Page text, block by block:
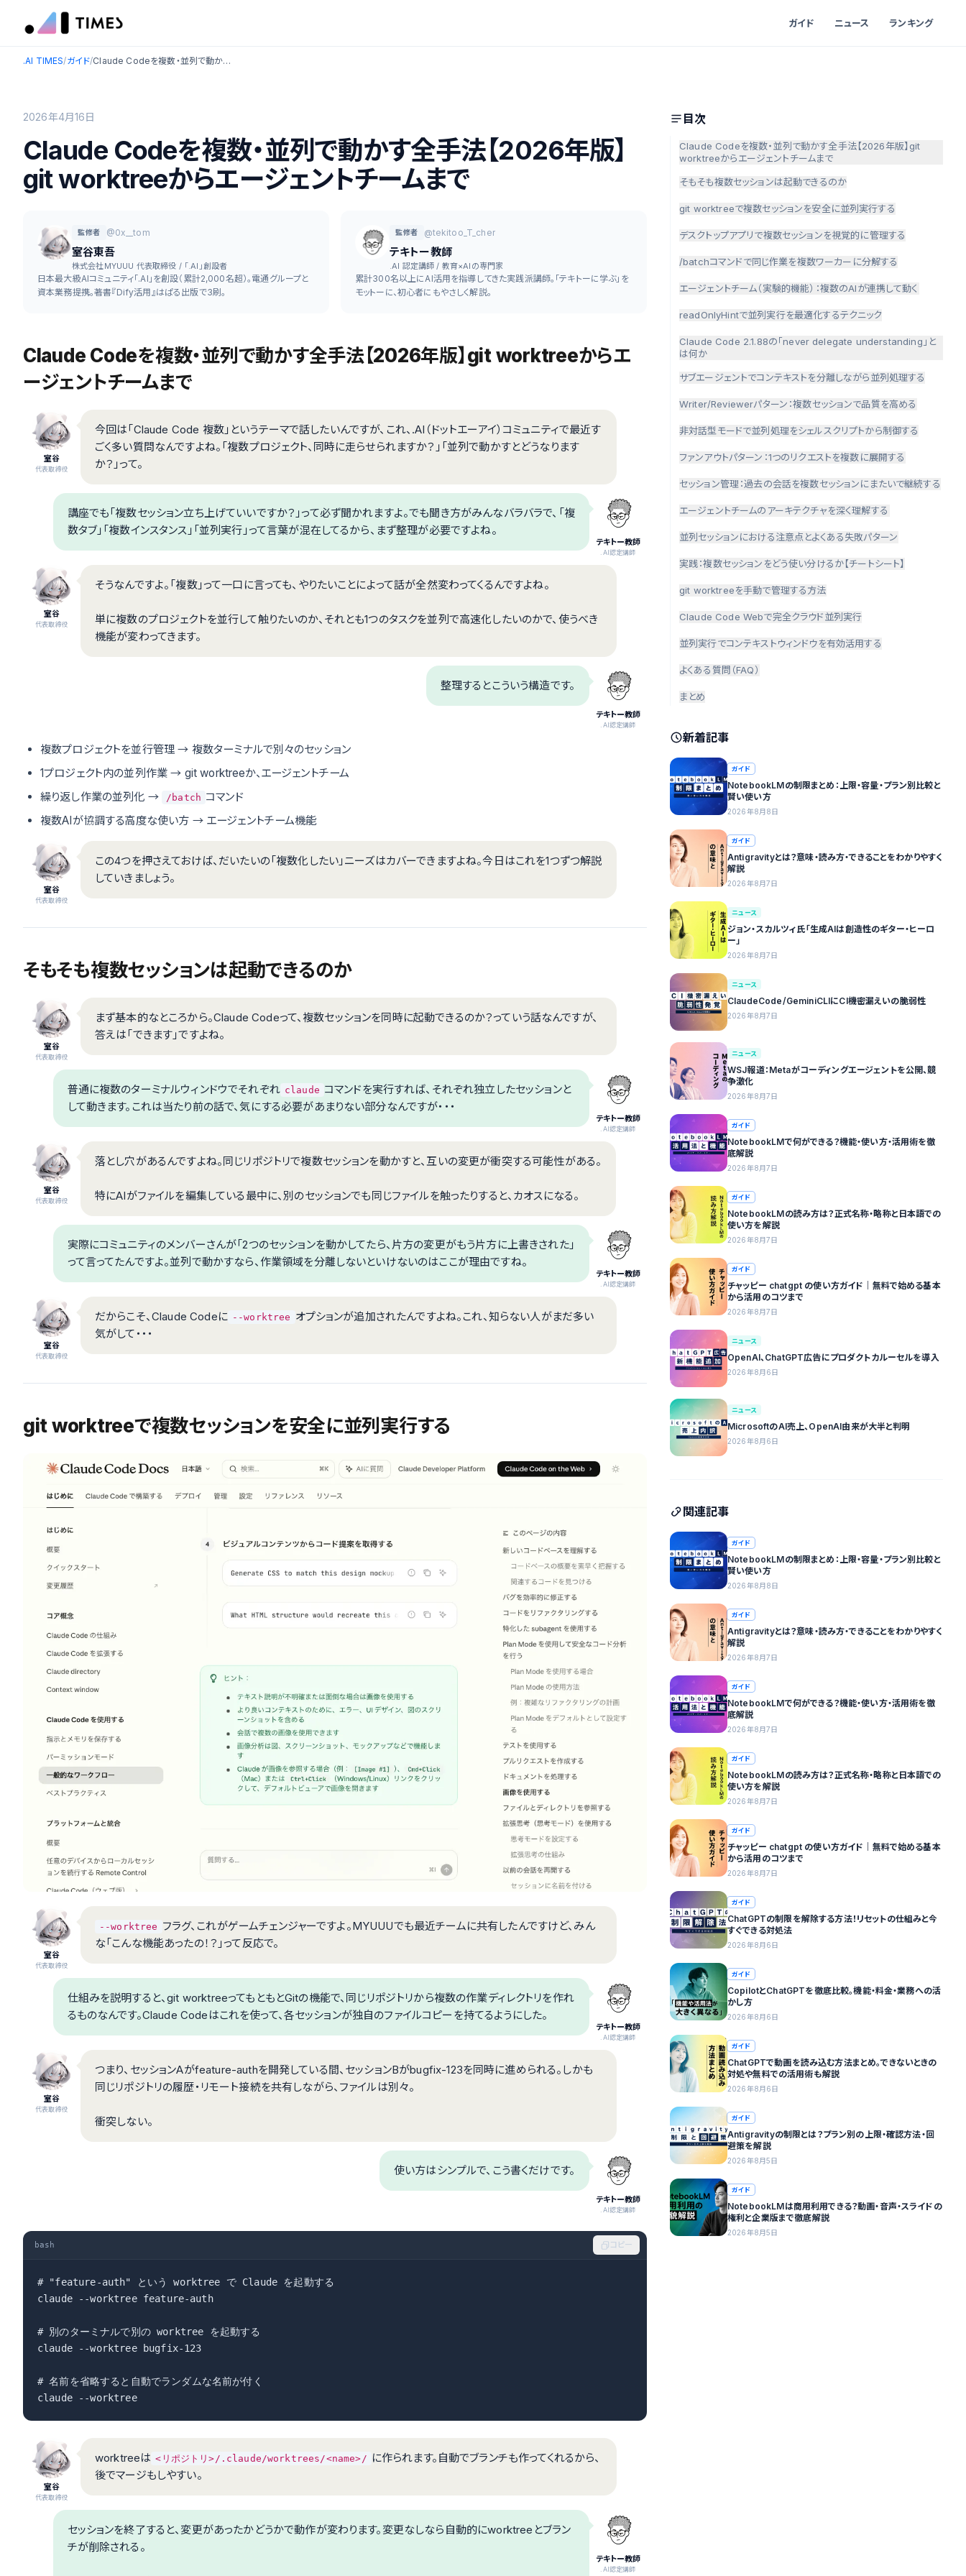
ガイド ニュース ランキング
.AI TIMES/ガイド/ Claude Codeを複数・並列で動かす全手法【2026年版】git worktreeからエージェントチームまで
2026年4月16日
Claude Codeを複数・並列で動かす全手法【2026年版】
git worktreeからエージェントチームまで
監修者 @0x__tom
室谷東吾
株式会社MYUUU 代表取締役 / 「.AI」創設者
日本最大級AIコミュニティ「.AI」を創設（累計2,000名超）。電通グループと
資本業務提携。著書『Dify活用』はぱる出版で3刷。
監修者 @tekitoo_T_cher
テキトー教師
.AI 認定講師 / 教育×AIの専門家
累計300名以上にAI活用を指導してきた実践派講師。「テキトーに学ぶ」を
モットーに、初心者にもやさしく解説。
Claude Codeを複数・並列で動かす全手法【2026年版】git worktreeからエ
ージェントチームまで
室谷
代表取締役
今回は「Claude Code 複数」というテーマで話したいんですが、これ、.AI（ドットエーアイ）コミュニティで最近す
ごく多い質問なんですよね。「複数プロジェクト、同時に走らせられますか？」「並列で動かすとどうなります
か？」って。
テキトー教師
.AI認定講師
講座でも「複数セッション立ち上げていいですか？」って必ず聞かれますよ。でも聞き方がみんなバラバラで、「複
数タブ」「複数インスタンス」「並列実行」って言葉が混在してるから、まず整理が必要ですよね。
室谷
代表取締役
そうなんですよ。「複数」って一口に言っても、やりたいことによって話が全然変わってくるんですよね。
単に複数のプロジェクトを並行して触りたいのか、それとも1つのタスクを並列で高速化したいのかで、使うべき
機能が変わってきます。
テキトー教師
.AI認定講師
整理するとこういう構造です。
複数プロジェクトを並行管理 → 複数ターミナルで別々のセッション
1プロジェクト内の並列作業 → git worktreeか、エージェントチーム
繰り返し作業の並列化 →
/batch コマンド
複数AIが協調する高度な使い方 → エージェントチーム機能
室谷
代表取締役
この4つを押さえておけば、だいたいの「複数化したい」ニーズはカバーできますよね。今日はこれを1つずつ解説
していきましょう。
そもそも複数セッションは起動できるのか
室谷
代表取締役
まず基本的なところから。Claude Codeって、複数セッションを同時に起動できるのか？っていう話なんですが、
答えは「できます」ですよね。
テキトー教師
.AI認定講師
普通に複数のターミナルウィンドウでそれぞれ claude コマンドを実行すれば、それぞれ独立したセッションと
して動きます。これは当たり前の話で、気にする必要があまりない部分なんですが・・・
室谷
代表取締役
落とし穴があるんですよね。同じリポジトリで複数セッションを動かすと、互いの変更が衝突する可能性がある。
特にAIがファイルを編集している最中に、別のセッションでも同じファイルを触ったりすると、カオスになる。
テキトー教師
.AI認定講師
実際にコミュニティのメンバーさんが「2つのセッションを動かしてたら、片方の変更がもう片方に上書きされた」
って言ってたんですよ。並列で動かすなら、作業領域を分離しないといけないのはここが理由ですね。
室谷
代表取締役
だからこそ、Claude Codeに --worktree オプションが追加されたんですよね。これ、知らない人がまだ多い
気がして・・・
git worktreeで複数セッションを安全に並列実行する
室谷
代表取締役
--worktree フラグ、これがゲームチェンジャーですよ。MYUUUでも最近チームに共有したんですけど、みん
な「こんな機能あったの！？」って反応で。
テキトー教師
.AI認定講師
仕組みを説明すると、git worktreeってもともとGitの機能で、同じリポジトリから複数の作業ディレクトリを作れ
るものなんです。Claude Codeはこれを使って、各セッションが独自のファイルコピーを持てるようにした。
室谷
代表取締役
つまり、セッションAがfeature-authを開発している間、セッションBがbugfix-123を同時に進められる。しかも
同じリポジトリの履歴・リモート接続を共有しながら、ファイルは別々。
衝突しない。
テキトー教師
.AI認定講師
使い方はシンプルで、こう書くだけです。
bash コピー
# "feature-auth" という worktree で Claude を起動する
claude --worktree feature-auth
# 別のターミナルで別の worktree を起動する
claude --worktree bugfix-123
# 名前を省略すると自動でランダムな名前が付く
claude --worktree
室谷
代表取締役
worktreeは <リポジトリ>/.claude/worktrees/<name>/ に作られます。自動でブランチも作ってくれるから、
後でマージもしやすい。
テキトー教師
.AI認定講師
セッションを終了すると、変更があったかどうかで動作が変わります。変更なしなら自動的にworktreeとブラン
チが削除される。
目次
Claude Codeを複数・並列で動かす全手法【2026年版】git
worktreeからエージェントチームまで
そもそも複数セッションは起動できるのか
git worktreeで複数セッションを安全に並列実行する
デスクトップアプリで複数セッションを視覚的に管理する
/batchコマンドで同じ作業を複数ワーカーに分解する
エージェントチーム（実験的機能）：複数のAIが連携して動く
readOnlyHintで並列実行を最適化するテクニック
Claude Code 2.1.88の「never delegate understanding」と
は何か
サブエージェントでコンテキストを分離しながら並列処理する
Writer/Reviewerパターン：複数セッションで品質を高める
非対話型モードで並列処理をシェルスクリプトから制御する
ファンアウトパターン：1つのリクエストを複数に展開する
セッション管理：過去の会話を複数セッションにまたいで継続する
エージェントチームのアーキテクチャを深く理解する
並列セッションにおける注意点とよくある失敗パターン
実践：複数セッションをどう使い分けるか【チートシート】
git worktreeを手動で管理する方法
Claude Code Webで完全クラウド並列実行
並列実行でコンテキストウィンドウを有効活用する
よくある質問（FAQ）
まとめ
新着記事
ガイド
NotebookLMの制限まとめ：上限・容量・プラン別比較と
賢い使い方
2026年8月8日
ガイド
Antigravityとは？意味・読み方・できることをわかりやすく
解説
2026年8月7日
ニュース
ジョン・スカルツィ氏「生成AIは創造性のギター・ヒーロ
ー」
2026年8月7日
ニュース
ClaudeCode/GeminiCLIにCI機密漏えいの脆弱性
2026年8月7日
ニュース
WSJ報道：Metaがコーディングエージェントを公開、競
争激化
2026年8月7日
ガイド
NotebookLMで何ができる？機能・使い方・活用術を徹
底解説
2026年8月7日
ガイド
NotebookLMの読み方は？正式名称・略称と日本語での
使い方を解説
2026年8月7日
ガイド
チャッピー chatgpt の使い方ガイド｜無料で始める基本
から活用のコツまで
2026年8月7日
ニュース
OpenAI、ChatGPT広告にプロダクトカルーセルを導入
2026年8月6日
ニュース
MicrosoftのAI売上、OpenAI由来が大半と判明
2026年8月6日
関連記事
ガイド
NotebookLMの制限まとめ：上限・容量・プラン別比較と
賢い使い方
2026年8月8日
ガイド
Antigravityとは？意味・読み方・できることをわかりやすく
解説
2026年8月7日
ガイド
NotebookLMで何ができる？機能・使い方・活用術を徹
底解説
2026年8月7日
ガイド
NotebookLMの読み方は？正式名称・略称と日本語での
使い方を解説
2026年8月7日
ガイド
チャッピー chatgpt の使い方ガイド｜無料で始める基本
から活用のコツまで
2026年8月7日
ガイド
ChatGPTの制限を解除する方法！リセットの仕組みと今
すぐできる対処法
2026年8月6日
ガイド
CopilotとChatGPTを徹底比較。機能・料金・業務への活
かし方
2026年8月6日
ガイド
ChatGPTで動画を読み込む方法まとめ。できないときの
対処や無料での活用術も解説
2026年8月6日
ガイド
Antigravityの制限とは？プラン別の上限・確認方法・回
避策を解説
2026年8月5日
ガイド
NotebookLMは商用利用できる？動画・音声・スライドの
権利と企業版まで徹底解説
2026年8月5日